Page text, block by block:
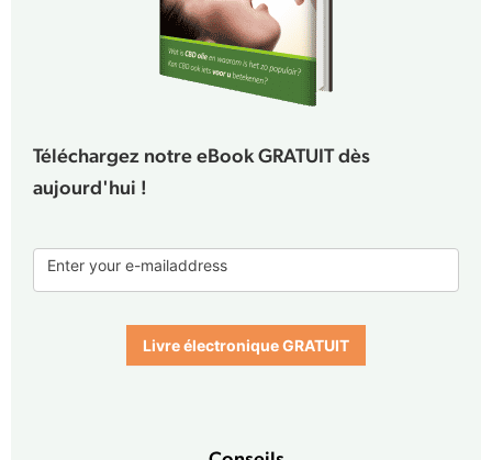
Téléchargez notre eBook GRATUIT dès
aujourd'hui !
book
form
Enter your e-mailaddress
Livre électronique GRATUIT